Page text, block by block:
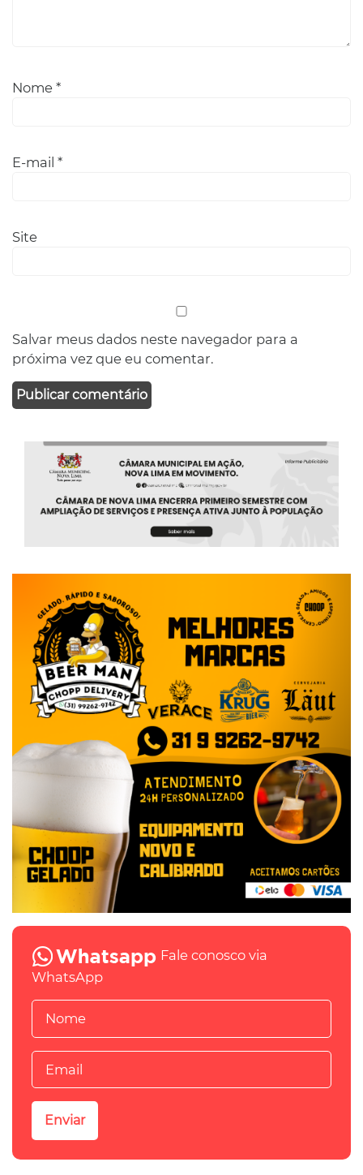
Nome *
E-mail *
Site
Salvar meus dados neste navegador para a
próxima vez que eu comentar.
Fale conosco via
WhatsApp